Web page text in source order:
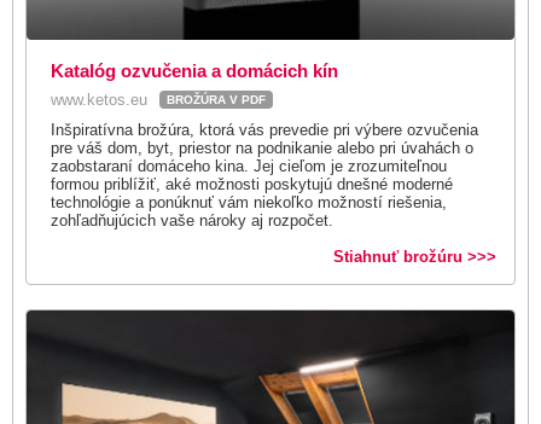
Katalóg ozvučenia a domácich kín
www.ketos.eu BROŽÚRA V PDF
Inšpiratívna brožúra, ktorá vás prevedie pri výbere ozvučenia
pre váš dom, byt, priestor na podnikanie alebo pri úvahách o
zaobstaraní domáceho kina. Jej cieľom je zrozumiteľnou
formou priblížiť, aké možnosti poskytujú dnešné moderné
technológie a ponúknuť vám niekoľko možností riešenia,
zohľadňujúcich vaše nároky aj rozpočet.
Stiahnuť brožúru >>>